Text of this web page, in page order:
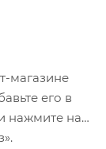
до +50 °C
из штока
во
магазине
его в
нажмите на